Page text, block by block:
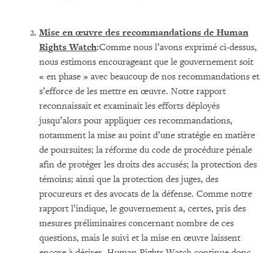
Mise en œuvre des recommandations de Human
Rights Watch:Comme nous l’avons exprimé ci-dessus,
nous estimons encourageant que le gouvernement soit
« en phase » avec beaucoup de nos recommandations et
s’efforce de les mettre en œuvre. Notre rapport
reconnaissait et examinait les efforts déployés
jusqu’alors pour appliquer ces recommandations,
notamment la mise au point d’une stratégie en matière
de poursuites; la réforme du code de procédure pénale
afin de protéger les droits des accusés; la protection des
témoins; ainsi que la protection des juges, des
procureurs et des avocats de la défense. Comme notre
rapport l’indique, le gouvernement a, certes, pris des
mesures préliminaires concernant nombre de ces
questions, mais le suivi et la mise en œuvre laissent